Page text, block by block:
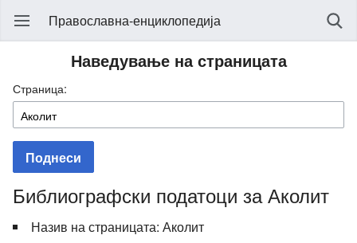
Православна-енциклопедија
Наведување на страницата
Страница:
Поднеси
Библиографски податоци за Аколит
Назив на страницата: Аколит